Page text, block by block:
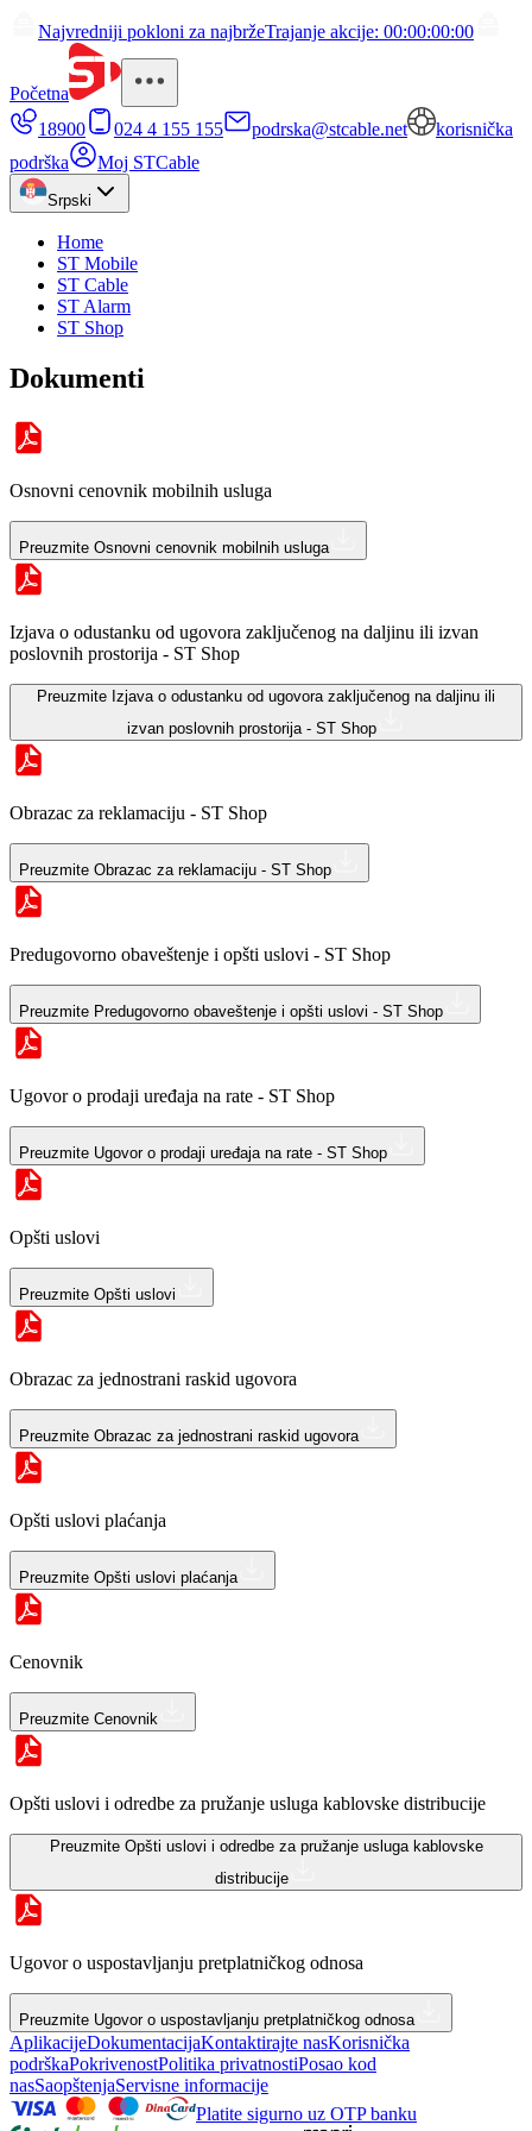
Najvredniji pokloni za najbržeTrajanje akcije: 00:00:00:00
Početna
18900
024 4 155 155 podrska@stcable.net
korisnička
podrška
Moj STCable
Srpski
Home
ST Mobile
ST Cable
ST Alarm
ST Shop
Dokumenti
Osnovni cenovnik mobilnih usluga
Preuzmite Osnovni cenovnik mobilnih usluga
Izjava o odustanku od ugovora zaključenog na daljinu ili izvan
poslovnih prostorija - ST Shop
Preuzmite Izjava o odustanku od ugovora zaključenog na daljinu ili
izvan poslovnih prostorija - ST Shop
Obrazac za reklamaciju - ST Shop
Preuzmite Obrazac za reklamaciju - ST Shop
Predugovorno obaveštenje i opšti uslovi - ST Shop
Preuzmite Predugovorno obaveštenje i opšti uslovi - ST Shop
Ugovor o prodaji uređaja na rate - ST Shop
Preuzmite Ugovor o prodaji uređaja na rate - ST Shop
Opšti uslovi
Preuzmite Opšti uslovi
Obrazac za jednostrani raskid ugovora
Preuzmite Obrazac za jednostrani raskid ugovora
Opšti uslovi plaćanja
Preuzmite Opšti uslovi plaćanja
Cenovnik
Preuzmite Cenovnik
Opšti uslovi i odredbe za pružanje usluga kablovske distribucije
PreuzmiteOpšti uslovi i odredbe za pružanje usluga kablovske
distribucije
Ugovor o uspostavljanju pretplatničkog odnosa
Preuzmite Ugovor o uspostavljanju pretplatničkog odnosa
AplikacijeDokumentacijaKontaktirajte nasKorisnička
podrškaPokrivenostPolitika privatnostiPosao kod
nasSaopštenjaServisne informacije
Platite sigurno uz OTP banku